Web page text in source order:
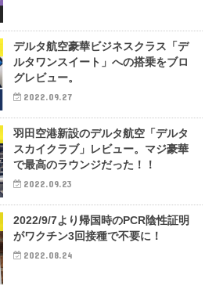
デルタ航空豪華ビジネスクラス「デ
ルタワンスイート」への搭乗をブロ
グレビュー。
2022.09.27
羽田空港新設のデルタ航空「デルタ
スカイクラブ」レビュー。マジ豪華
で最高のラウンジだった！！
2022.09.23
2022/9/7より帰国時のPCR陰性証明
がワクチン3回接種で不要に！
2022.08.24